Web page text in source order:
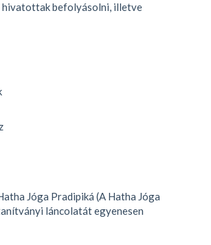
hivatottak befolyásolni, illetve
Jóga Pradipiká (A Hatha Jóga
láncolatát egyenesen